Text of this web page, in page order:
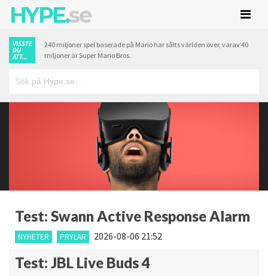
HYPE.se
VISSTE
DU
ATT...
240 miljoner spel baserade på Mario har sålts världen över, varav 40
miljoner är Super Mario Bros.
Test: Swann Active Response Alarm
NYHETER PRYLAR 2026-08-06 21:52
Test: JBL Live Buds 4